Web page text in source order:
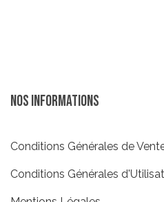
Nos informations
Conditions Générales de
Conditions Générales